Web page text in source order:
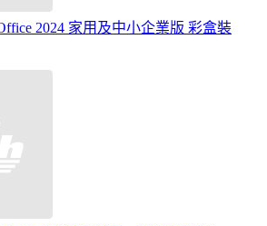
2024 家用及中小企業版 彩盒裝